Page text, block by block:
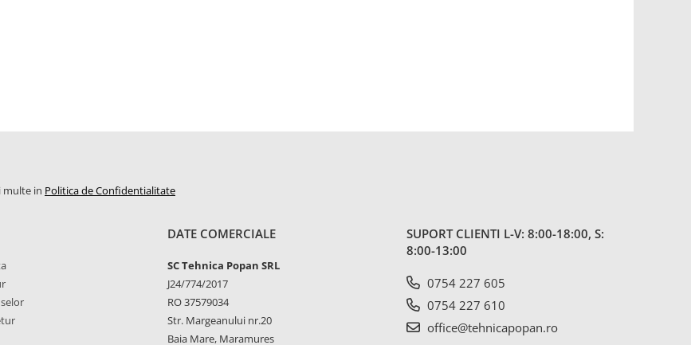
multe in Politica de Confidentialitate
DATE COMERCIALE
SC Tehnica Popan SRL
J24/774/2017
RO 37579034
Str. Margeanului nr.20
Baia Mare, Maramures
SUPORT CLIENTI L-V: 8:00-18:00, S:
8:00-13:00
0754 227 605
0754 227 610
office@tehnicapopan.ro